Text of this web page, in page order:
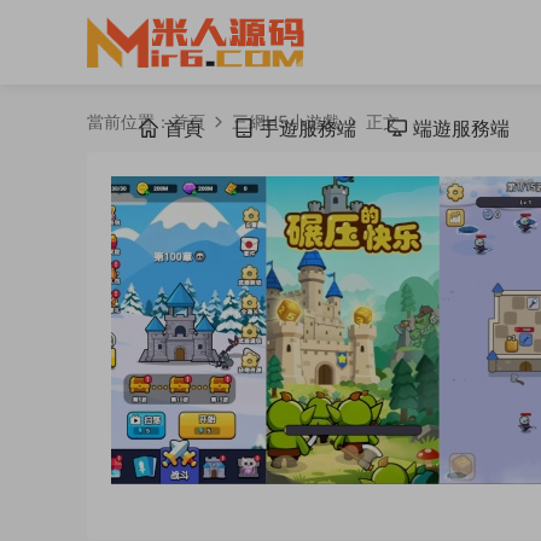
首頁 手遊服務端 端遊服務端
當前位置：首頁 三網H5小遊戲 正文